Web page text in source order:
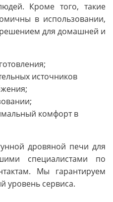
Кроме того, такие
в использовании,
для домашней и
источников
комфорт в
дровяной печи для
специалистами по
Мы гарантируем
уровень сервиса.